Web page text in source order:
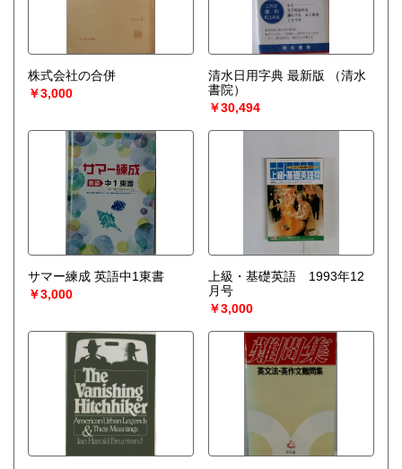
株式会社の合併
￥3,000
清水日用字典 最新版
（清水
書院）
￥30,494
サマー練成 英語中1東書
￥3,000
上級・基礎英語 1993年12
月号
￥3,000